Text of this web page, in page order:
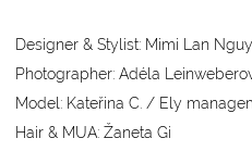
Designer & Stylist: Mimi Lan
Photographer: Adéla
Model: Kateřina C. / Ely
Hair & MUA: Žaneta Gi